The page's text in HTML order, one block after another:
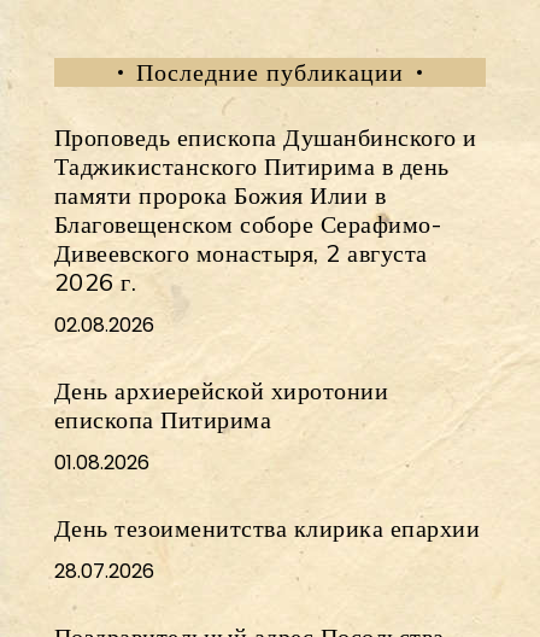
Последние публикации
Проповедь епископа Душанбинского и
Таджикистанского Питирима в день
памяти пророка Божия Илии в
Благовещенском соборе Серафимо-
Дивеевского монастыря, 2 августа
2026 г.
02.08.2026
День архиерейской хиротонии
епископа Питирима
01.08.2026
День тезоименитства клирика епархии
28.07.2026